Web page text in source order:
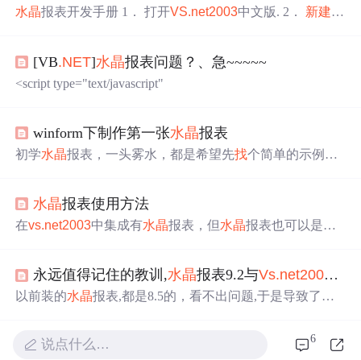
水晶报表开发手册 1． 打开VS.net2003中文版. 2． 新建一
“位置”中填写项目路径，如“[url]http://localhost/Sample[/url]”
点击“确定”按钮
[VB.NET]水晶报表问题？、急~~~~~
<script type="text/javascript"
winform下制作第一张水晶报表
初学水晶报表，一头雾水，都是希望先找个简单的示例型
、 vs.net2003、Sql Server2000、
带的。示例程序为winform下读取sql server2000数据库中一
水晶报表使用方法
在vs.net2003中集成有水晶报表，但水晶报表也可以是一
rystal Report。ReportSource 属性用于设置要查看哪个报
表。该属性设置之后，报表显示在查看器中。报表源可以
永远值得记住的教训,水晶报表9.2与Vs.net2003 的
以前装的水晶报表,都是8.5的，看不出问题,于是导致了一
你用的是VS.NET
，则 Crystal Reports 9 (版本 9.2.0.
说点什么… 6